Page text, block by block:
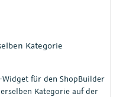
Kategorie
für den ShopBuilder
Kategorie auf der